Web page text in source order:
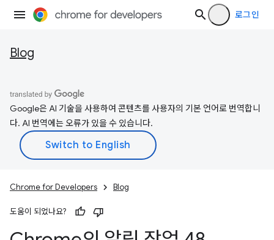
로그인
Blog
Google은 AI 기술을 사용하여 콘텐츠를 사용자의 기본 언어로 번역합니
다. AI 번역에는 오류가 있을 수 있습니다.
Chrome for Developers Blog
도움이 되었나요?